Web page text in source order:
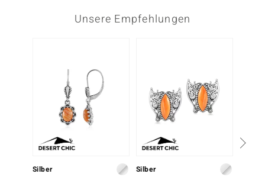
Unsere Empfehlungen
Silber Silber